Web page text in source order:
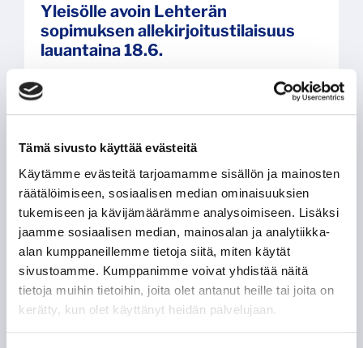
Tämä sivusto käyttää evästeitä
Käytämme evästeitä tarjoamamme sisällön ja mainosten
räätälöimiseen, sosiaalisen median ominaisuuksien
tukemiseen ja kävijämäärämme analysoimiseen. Lisäksi
jaamme sosiaalisen median, mainosalan ja analytiikka-
alan kumppaneillemme tietoja siitä, miten käytät
sivustoamme. Kumppanimme voivat yhdistää näitä
tietoja muihin tietoihin, joita olet antanut heille tai joita on
kerätty, kun olet käyttänyt heidän palvelujaan.
Yleisölle avoin Lehterän
sopimuksen allekirjoitustilaisuus
lauantaina 18.6.